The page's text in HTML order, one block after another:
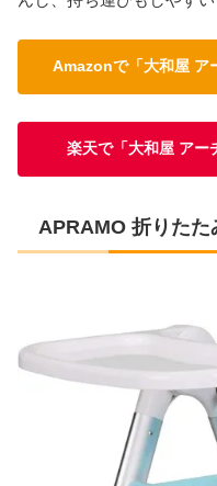
Amazonで「大和屋 ア
楽天で「大和屋 アー
APRAMO 折りたた